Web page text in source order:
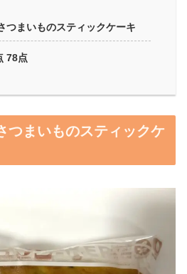
つまいものスティックケーキ
78点
つまいものスティックケ